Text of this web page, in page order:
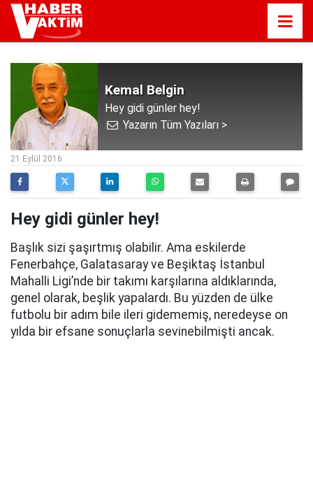
Kemal Belgin
Hey gidi günler hey!
Yazarın Tüm Yazıları >
08:18
21 Eylül 2016
Hey gidi günler hey!
Başlık sizi şaşırtmış olabilir. Ama eskilerde
Fenerbahçe, Galatasaray ve Beşiktaş İstanbul
Mahalli Ligi’nde bir takımı karşılarına aldıklarında,
genel olarak, beşlik yapalardı. Bu yüzden de ülke
futbolu bir adım bile ileri gidememiş, neredeyse on
yılda bir efsane sonuçlarla sevinebilmişti ancak.